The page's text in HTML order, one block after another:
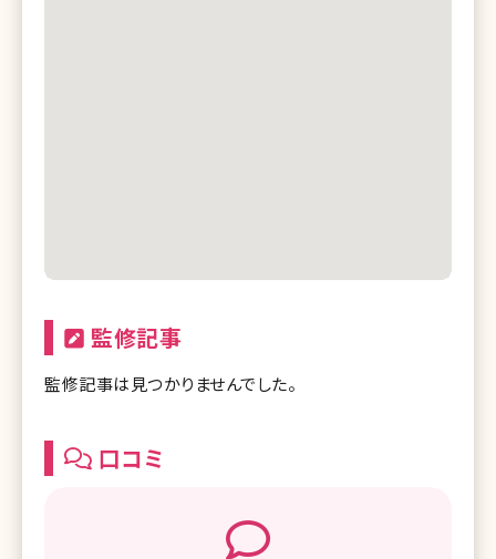
監修記事
監修記事は見つかりませんでした。
口コミ